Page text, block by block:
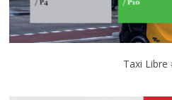
Taxi Libre